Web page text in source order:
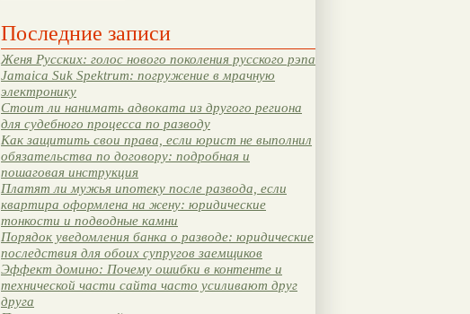
Последние записи
Женя Русских: голос нового поколения русского рэпа
Jamaica Suk Spektrum: погружение в мрачную
электронику
Стоит ли нанимать адвоката из другого региона
для судебного процесса по разводу
Как защитить свои права, если юрист не выполнил
обязательства по договору: подробная и
пошаговая инструкция
Платят ли мужья ипотеку после развода, если
квартира оформлена на жену: юридические
тонкости и подводные камни
Порядок уведомления банка о разводе: юридические
последствия для обоих супругов заемщиков
Эффект домино: Почему ошибки в контенте и
технической части сайта часто усиливают друг
друга